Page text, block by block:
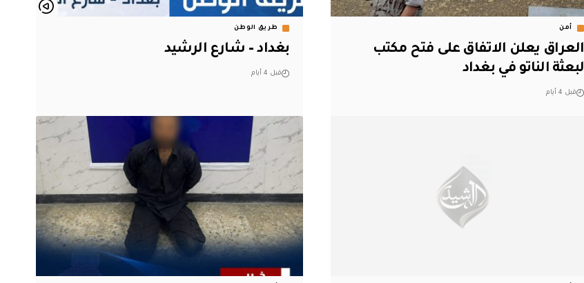
أمن
العراق يعلن الاتفاق على فتح مكتب
لبعثة الناتو في بغداد
قبل 4 أيام
طريق الوطن
بغداد – شارع الرشيد
قبل 4 أيام